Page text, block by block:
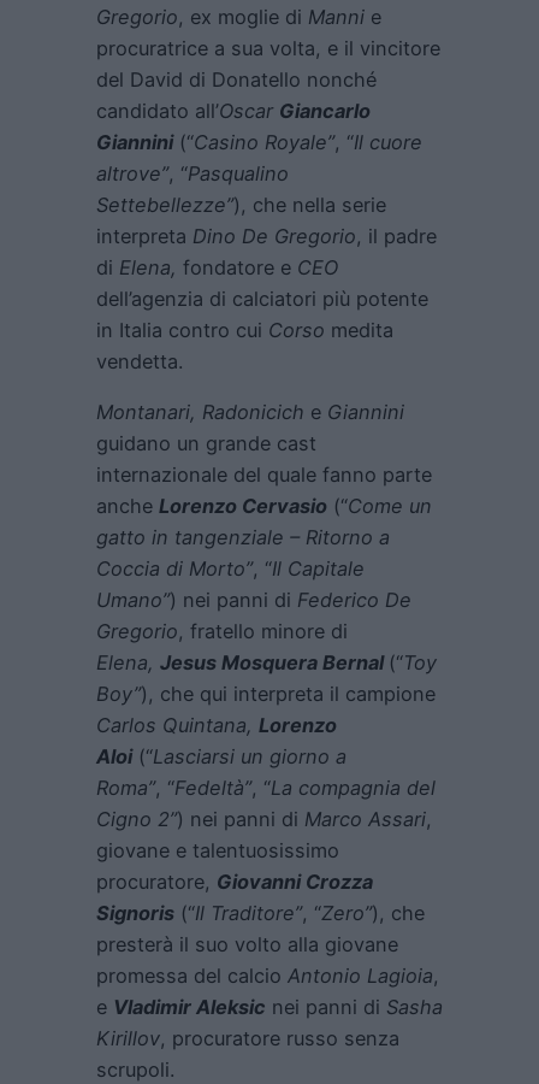
Gregorio, ex moglie di Manni e
procuratrice a sua volta, e il vincitore
del David di Donatello nonché
candidato all’Oscar Giancarlo
Giannini (“Casino Royale”, “Il cuore
altrove”, “Pasqualino
Settebellezze”), che nella serie
interpreta Dino De Gregorio, il padre
di Elena, fondatore e CEO
dell’agenzia di calciatori più potente
in Italia contro cui Corso medita
vendetta.
Montanari, Radonicich e Giannini
guidano un grande cast
internazionale del quale fanno parte
anche Lorenzo Cervasio (“Come un
gatto in tangenziale – Ritorno a
Coccia di Morto”, “Il Capitale
Umano”) nei panni di Federico De
Gregorio, fratello minore di
Elena, Jesus Mosquera Bernal (“Toy
Boy”), che qui interpreta il campione
Carlos Quintana, Lorenzo
Aloi(“Lasciarsi un giorno a
Roma”, “Fedeltà”, “La compagnia del
Cigno 2”) nei panni di Marco Assari,
giovane e talentuosissimo
procuratore, Giovanni Crozza
Signoris (“Il Traditore”, “Zero”), che
presterà il suo volto alla giovane
promessa del calcio Antonio Lagioia,
e Vladimir Aleksic nei panni di Sasha
Kirillov, procuratore russo senza
scrupoli.